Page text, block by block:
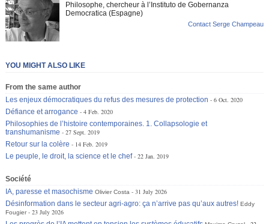
Philosophe, chercheur à l’Instituto de Gobernanza
Democratica (Espagne)
Contact Serge Champeau
YOU MIGHT ALSO LIKE
From the same author
Les enjeux démocratiques du refus des mesures de protection
6 Oct. 2020
Défiance et arrogance
4 Feb. 2020
Philosophies de l’histoire contemporaines. 1. Collapsologie et
transhumanisme
27 Sept. 2019
Retour sur la colère
14 Feb. 2019
Le peuple, le droit, la science et le chef
22 Jan. 2019
Société
IA, paresse et masochisme Olivier Costa
31 July 2026
Désinformation dans le secteur agri-agro: ça n’arrive pas qu’aux autres! Eddy
Fougier
23 July 2026